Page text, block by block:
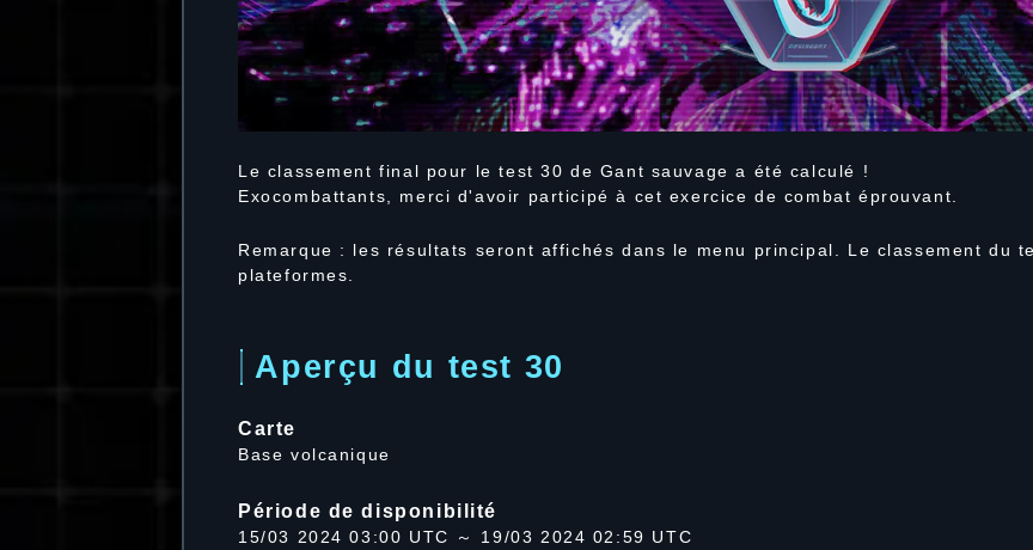
Le classement final pour le test 30 de Gant sauvage a été calculé !
Exocombattants, merci d'avoir participé à cet exercice de combat éprouvant.
Remarque : les résultats seront affichés dans le menu principal. Le classement du
plateformes.
Aperçu du test 30
Carte
Base volcanique
Période de disponibilité
15/03 2024 03:00 UTC ～ 19/03 2024 02:59 UTC